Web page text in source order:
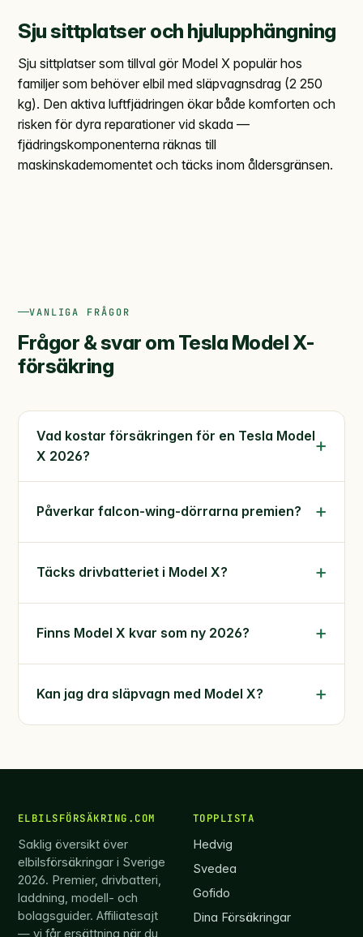
Sju sittplatser och hjulupphängning
Sju sittplatser som tillval gör Model X populär hos
familjer som behöver elbil med släpvagnsdrag (2 250
kg). Den aktiva luftfjädringen ökar både komforten och
risken för dyra reparationer vid skada —
fjädringskomponenterna räknas till
maskinskademomentet och täcks inom åldersgränsen.
VANLIGA FRÅGOR
Frågor & svar om Tesla Model X-
försäkring
Vad kostar försäkringen för en Tesla Model
X 2026?
Påverkar falcon-wing-dörrarna premien?
Täcks drivbatteriet i Model X?
Finns Model X kvar som ny 2026?
Kan jag dra släpvagn med Model X?
ELBILSFÖRSÄKRING.COM
Saklig översikt över
elbilsförsäkringar i Sverige
2026. Premier, drivbatteri,
laddning, modell- och
bolagsguider. Affiliatesajt
— vi får ersättning när du
TOPPLISTA
Hedvig
Svedea
Gofido
Dina Försäkringar